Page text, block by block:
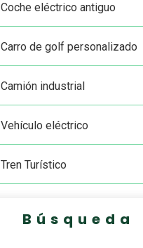
Coche eléctrico antiguo
Carro de golf personalizado
Camión industrial
Vehículo eléctrico
Tren Turístico
Búsqueda